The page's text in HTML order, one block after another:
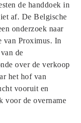
de handdoek in
af. De Belgische
onderzoek naar
van Proximus. In
de
over de verkoop
het hof van
vooruit en
voor de overname